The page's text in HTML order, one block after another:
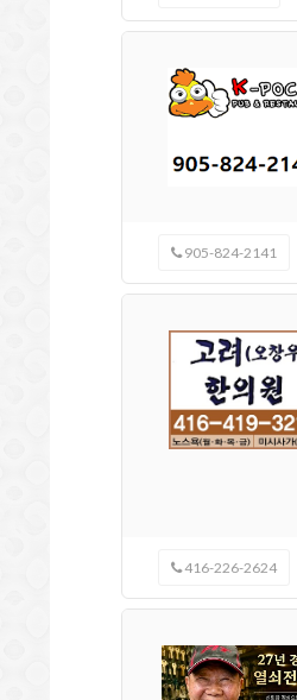
905-824-2141
416-226-2624